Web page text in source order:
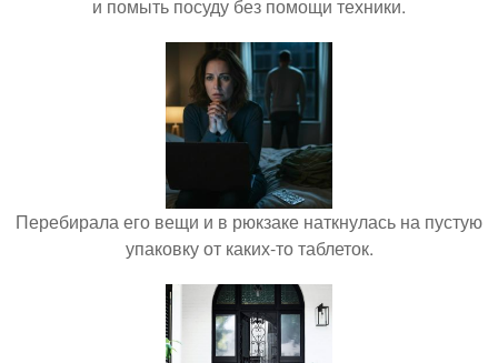
и помыть посуду без помощи техники.
Перебирала его вещи и в рюкзаке наткнулась на пустую
упаковку от каких-то таблеток.